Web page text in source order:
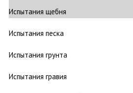
Испытания щебня
Испытания песка
Испытания грунта
Испытания гравия